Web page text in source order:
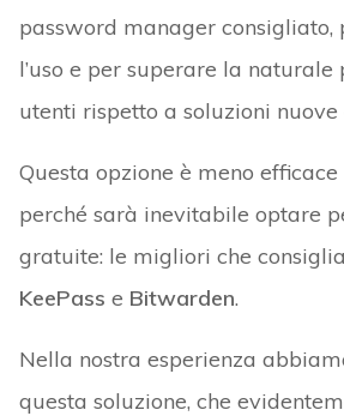
password manager consigliato,
l’uso e per superare la
utenti rispetto a soluzioni nuove
Questa opzione è meno
perché sarà inevitabile optare
gratuite: le migliori che
KeePass e Bitwarden.
Nella nostra esperienza
questa soluzione, che